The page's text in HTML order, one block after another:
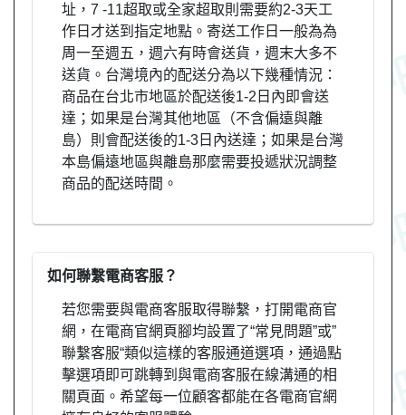
址，7 -11超取或全家超取則需要約2-3天工
作日才送到指定地點。寄送工作日一般為為
周一至週五，週六有時會送貨，週末大多不
送貨。台灣境內的配送分為以下幾種情況：
商品在台北市地區於配送後1-2日內即會送
達；如果是台灣其他地區（不含偏遠與離
島）則會配送後的1-3日內送達；如果是台灣
本島偏遠地區與離島那麼需要投遞狀況調整
商品的配送時間。
如何聯繫電商客服？
若您需要與電商客服取得聯繫，打開電商官
網，在電商官網頁腳均設置了“常見問題”或”
聯繫客服“類似這樣的客服通道選項，通過點
擊選項即可跳轉到與電商客服在線溝通的相
關頁面。希望每一位顧客都能在各電商官網